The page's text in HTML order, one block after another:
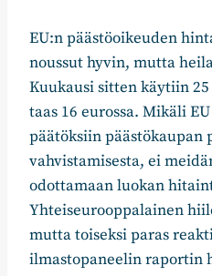
EU:n päästöoikeuden
noussut hyvin, mutta
Kuukausi sitten käytiin
taas 16 eurossa. Mikäli
päätöksiin päästökaupan
vahvistamisesta, ei
odottamaan luokan
Yhteiseurooppalainen
mutta toiseksi paras
ilmastopaneelin raportin